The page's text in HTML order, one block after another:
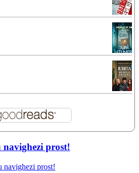
prost!
navighezi prost!